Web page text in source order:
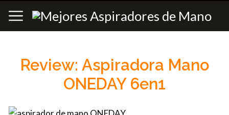
Review: Aspiradora Mano
ONEDAY 6en1